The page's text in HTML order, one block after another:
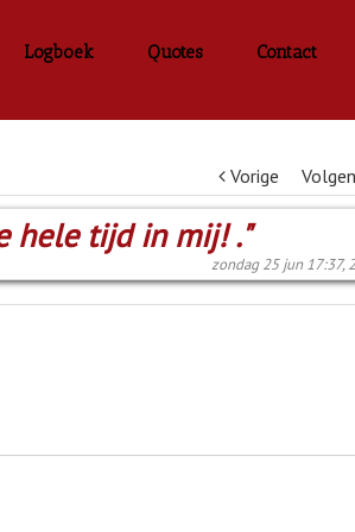
Logboek Quotes Contact
Vorige
hele tijd in mij! ."
zondag 25 jun 17:37,